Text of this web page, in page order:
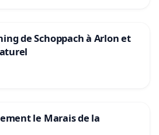
de Schoppach à Arlon et
le Marais de la